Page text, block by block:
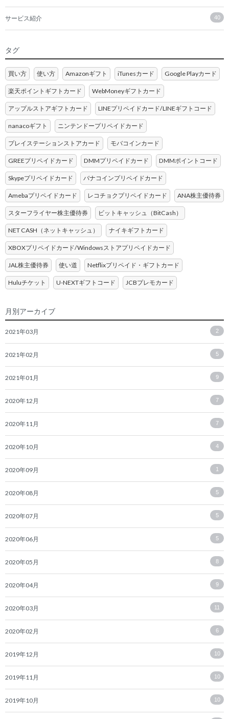
サービス紹介 40
タグ
買い方 使い方 Amazonギフト iTunesカード Google Playカード
楽天ポイントギフトカード WebMoneyギフトカード
アップルストアギフトカード LINEプリペイドカード/LINEギフトコード
nanacoギフト ニンテンドープリペイドカード
プレイステーションストアカード モバコインカード
GREEプリペイドカード DMMプリペイドカード DMMポイントコード
Skypeプリペイドカード バナコインプリペイドカード
Amebaプリペイドカード レコチョクプリペイドカード ANA株主優待券
スターフライヤー株主優待券 ビットキャッシュ（BitCash）
NET CASH（ネットキャッシュ） ナイキギフトカード
XBOXプリペイドカード/Windowsストアプリペイドカード
JAL株主優待券 使い道 Netflixプリペイド・ギフトカード
Huluチケット U-NEXTギフトコード JCBプレモカード
月別アーカイブ
2021年03月 2
2021年02月 5
2021年01月 9
2020年12月 7
2020年11月 7
2020年10月 4
2020年09月 1
2020年08月 5
2020年07月 5
2020年06月 5
2020年05月 8
2020年04月 9
2020年03月 11
2020年02月 6
2019年12月 10
2019年11月 10
2019年10月 10